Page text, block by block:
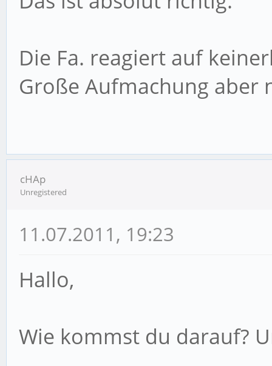
Die Fa. reagiert auf
Große Aufmachung aber
cHAp
Unregistered
11.07.2011, 19:23
Hallo,
Wie kommst du darauf?